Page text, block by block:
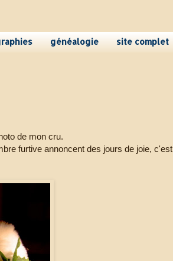
généalogie site complet
de mon cru.
furtive annoncent des jours de joie, c'est